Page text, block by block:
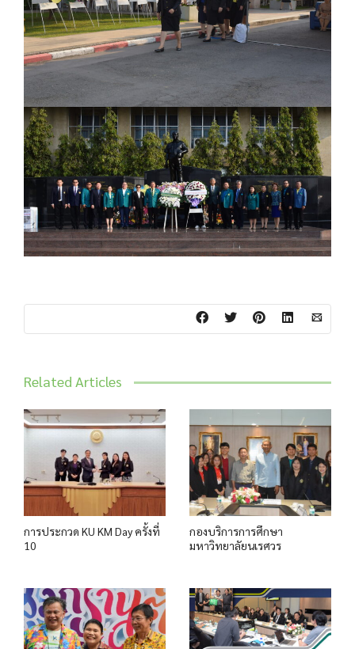
Related Articles
การประกวด KU KM Day ครั้งที่
10
กองบริการการศึกษา
มหาวิทยาลัยนเรศวร